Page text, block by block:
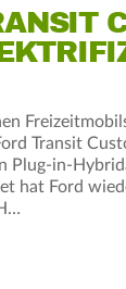
Transit
Plug-in-
hat Ford